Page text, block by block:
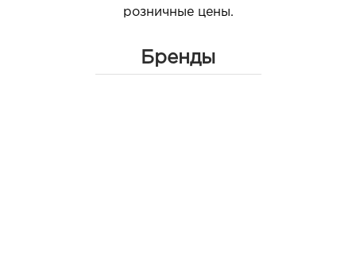
розничные цены.
Бренды